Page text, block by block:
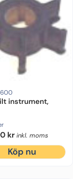
instrument,
kr inkl. moms
Köp nu